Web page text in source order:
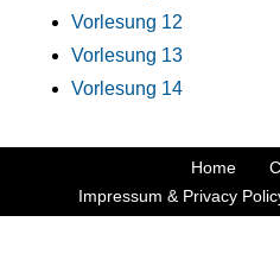
Vorlesung 12
Vorlesung 13
Vorlesung 14
Home
Impressum & Privacy